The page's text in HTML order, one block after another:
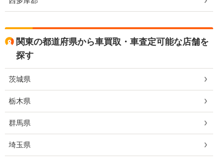
関東の都道府県から車買取・車査定可能な店舗を
探す
茨城県
栃木県
群馬県
埼玉県